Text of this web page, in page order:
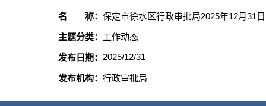
名 称： 保定市徐水区行政审批局2025年12月31
主题分类： 工作动态
发布日期： 2025/12/31
发布机构： 行政审批局